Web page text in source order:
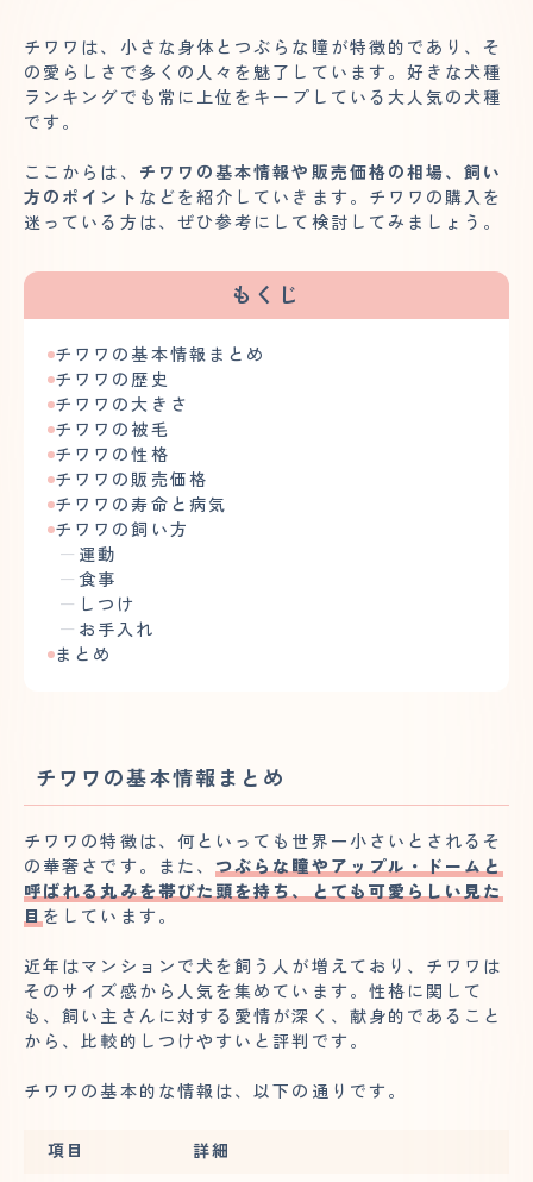
チワワは、小さな身体とつぶらな瞳が特徴的であり、そ
の愛らしさで多くの人々を魅了しています。好きな犬種
ランキングでも常に上位をキープしている大人気の犬種
です。
ここからは、 チワワの基本情報や販売価格の相場、飼い
方のポイント などを紹介していきます。チワワの購入を
迷っている方は、ぜひ参考にして検討してみましょう。
もくじ
チワワの基本情報まとめ
チワワの歴史
チワワの大きさ
チワワの被毛
チワワの性格
チワワの販売価格
チワワの寿命と病気
チワワの飼い方
運動
食事
しつけ
お手入れ
まとめ
チワワの基本情報まとめ
チワワの特徴は、何といっても世界一小さいとされるそ
の華奢さです。また、 つぶらな瞳やアップル・ドームと
呼ばれる丸みを帯びた頭を持ち、とても可愛らしい見た
目 をしています。
近年はマンションで犬を飼う人が増えており、チワワは
そのサイズ感から人気を集めています。性格に関して
も、飼い主さんに対する愛情が深く、献身的であること
から、比較的しつけやすいと評判です。
チワワの基本的な情報は、以下の通りです。
項目 詳細